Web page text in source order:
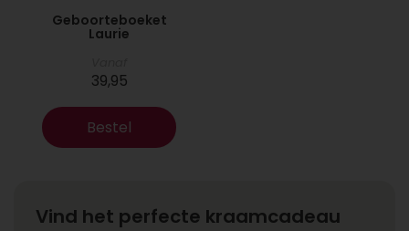
Geboorteboeket
Laurie
39,95
Bestel
Vind het perfecte kraamcadeau